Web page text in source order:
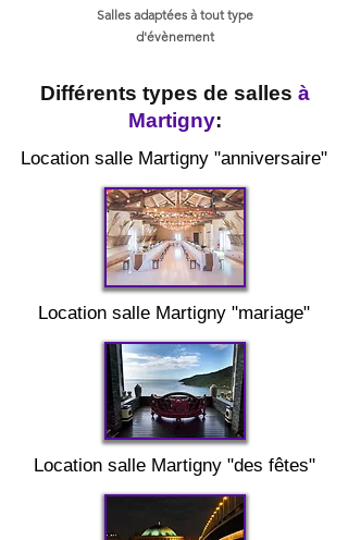
Salles adaptées à tout type
d'évènement
Différents types de salles à
Martigny:
Location salle Martigny "anniversaire"
Location salle Martigny "mariage"
Location salle Martigny "des fêtes"